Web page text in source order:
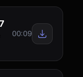
00:09